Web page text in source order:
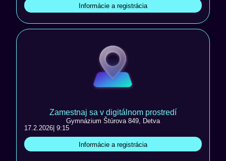
Informácie a registrácia
Zamestnaj sa v digitálnom prostredí
Gymnázium Štúrova 849, Detva
17.2.2026 | 9:15
Informácie a registrácia